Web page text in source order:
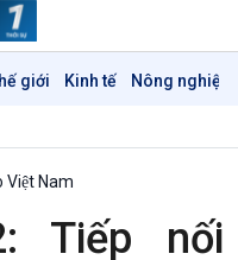
giới Kinh tế Nông nghiệp
Việt Nam
Tiếp nối